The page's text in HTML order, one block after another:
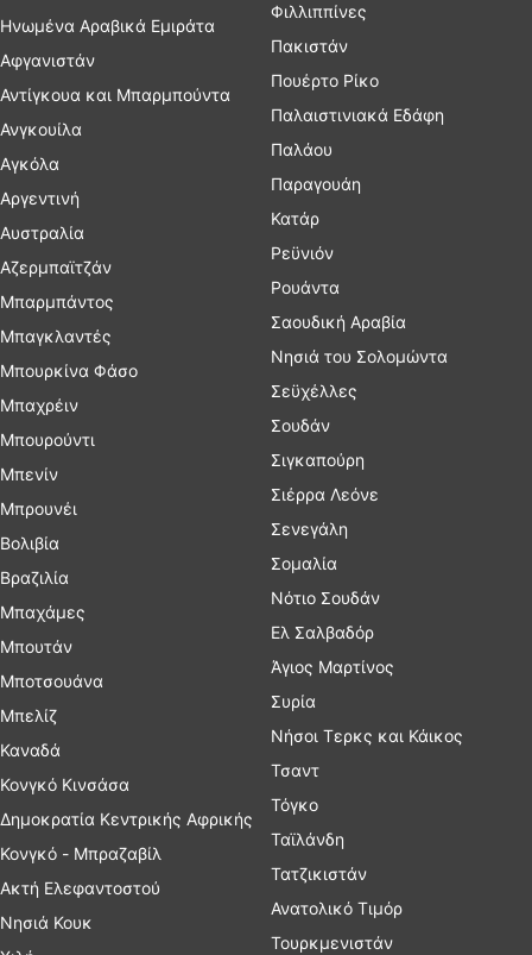
Ηνωμένα Αραβικά Εμιράτα
Αφγανιστάν
Αντίγκουα και Μπαρμπούντα
Ανγκουίλα
Αγκόλα
Αργεντινή
Αυστραλία
Αζερμπαϊτζάν
Μπαρμπάντος
Μπαγκλαντές
Μπουρκίνα Φάσο
Μπαχρέιν
Μπουρούντι
Μπενίν
Μπρουνέι
Βολιβία
Βραζιλία
Μπαχάμες
Μπουτάν
Μποτσουάνα
Μπελίζ
Καναδά
Κονγκό Κινσάσα
Δημοκρατία Κεντρικής Αφρικής
Κονγκό - Μπραζαβίλ
Ακτή Ελεφαντοστού
Νησιά Κουκ
Φιλλιππίνες
Πακιστάν
Πουέρτο Ρίκο
Παλαιστινιακά Εδάφη
Παλάου
Παραγουάη
Κατάρ
Ρεϋνιόν
Ρουάντα
Σαουδική Αραβία
Νησιά του Σολομώντα
Σεϋχέλλες
Σουδάν
Σιγκαπούρη
Σιέρρα Λεόνε
Σενεγάλη
Σομαλία
Νότιο Σουδάν
Ελ Σαλβαδόρ
Άγιος Μαρτίνος
Συρία
Νήσοι Τερκς και Κάικος
Τσαντ
Τόγκο
Ταϊλάνδη
Τατζικιστάν
Ανατολικό Τιμόρ
Τουρκμενιστάν